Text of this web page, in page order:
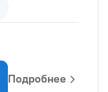
Подробнее